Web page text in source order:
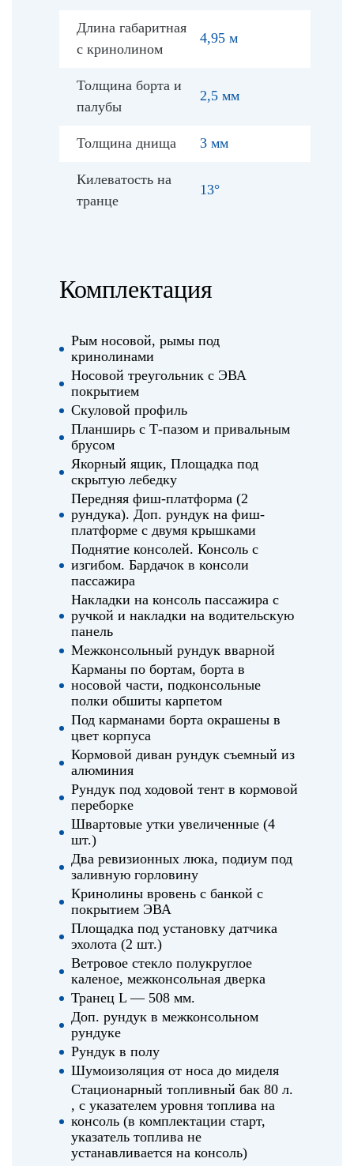
Длина габаритная
с кринолином
4,95 м
Толщина борта и
палубы
2,5 мм
Толщина днища 3 мм
Килеватость на
транце
13°
Комплектация
Рым носовой, рымы под
кринолинами
Носовой треугольник с ЭВА
покрытием
Скуловой профиль
Планширь с Т-пазом и привальным
брусом
Якорный ящик, Площадка под
скрытую лебедку
Передняя фиш-платформа (2
рундука). Доп. рундук на фиш-
платформе с двумя крышками
Поднятие консолей. Консоль с
изгибом. Бардачок в консоли
пассажира
Накладки на консоль пассажира с
ручкой и накладки на водительскую
панель
Межконсольный рундук вварной
Карманы по бортам, борта в
носовой части, подконсольные
полки обшиты карпетом
Под карманами борта окрашены в
цвет корпуса
Кормовой диван рундук съемный из
алюминия
Рундук под ходовой тент в кормовой
переборке
Швартовые утки увеличенные (4
шт.)
Два ревизионных люка, подиум под
заливную горловину
Кринолины вровень с банкой с
покрытием ЭВА
Площадка под установку датчика
эхолота (2 шт.)
Ветровое стекло полукруглое
каленое, межконсольная дверка
Транец L — 508 мм.
Доп. рундук в межконсольном
рундуке
Рундук в полу
Шумоизоляция от носа до миделя
Стационарный топливный бак 80 л.
, с указателем уровня топлива на
консоль (в комплектации старт,
указатель топлива не
устанавливается на консоль)